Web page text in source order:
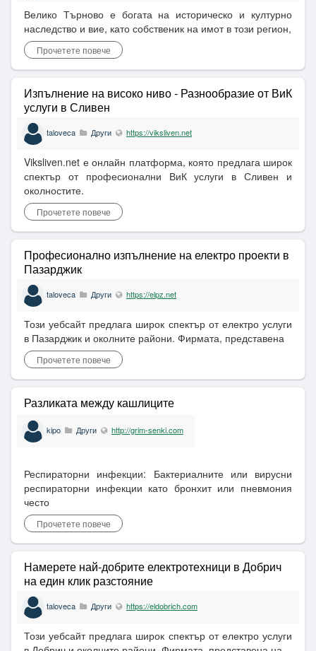
Велико Търново е богата на историческо и културно
наследство и вие, като собственик на имот в този регион,
Прочетете повече
Изпълнение на високо ниво - Разнообразие от ВиК
услуги в Сливен
taloveca Други https://viksliven.net
Viksliven.net е онлайн платформа, която предлага широк
спектър от професионални ВиК услуги в Сливен и
околностите.
Прочетете повече
Професионално изпълнение на електро проекти в
Пазарджик
taloveca Други https://elpz.net
Този уебсайт предлага широк спектър от електро услуги
в Пазарджик и околните райони. Фирмата, представена
Прочетете повече
Разликата между кашлиците
kipo Други http://grim-senki.com
Респираторни инфекции: Бактериалните или вирусни
респираторни инфекции като бронхит или пневмония
често
Прочетете повече
Намерете най-добрите електротехници в Добрич
на един клик разстояние
taloveca Други https://eldobrich.com
Този уебсайт предлага широк спектър от електро услуги